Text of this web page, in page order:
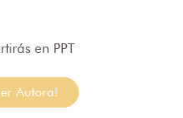
en PPT
Autora!